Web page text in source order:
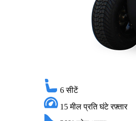
6 सीटें
15 मील प्रति घंटे रफ़्तार